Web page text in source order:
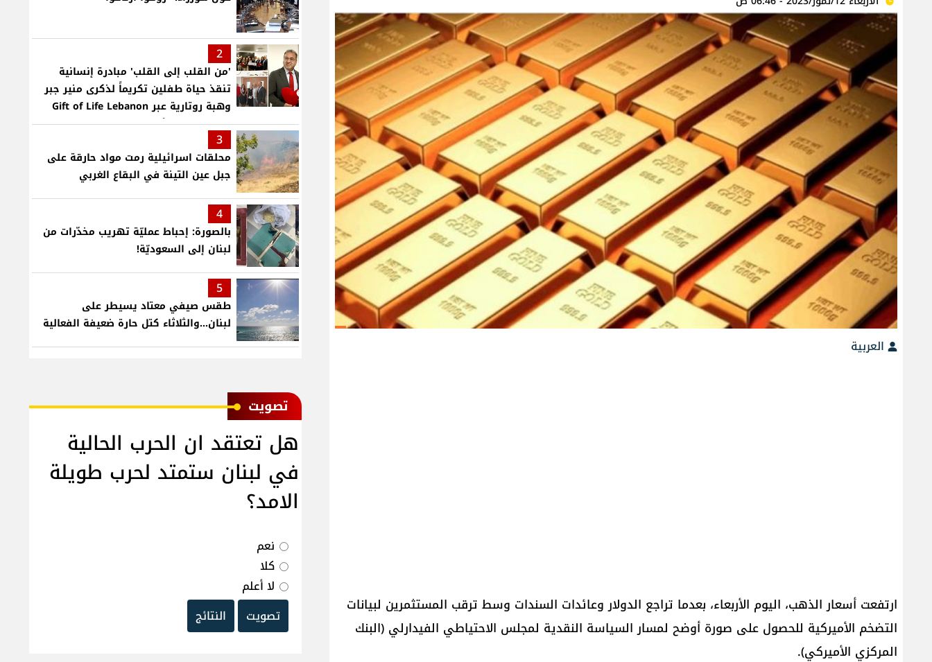
العربية
ارتفعت أسعار الذهب، اليوم الأربعاء، بعدما تراجع الدولار وعائدات السندات وسط ترقب المستثمرين لبيانات
التضخم الأميركية للحصول على صورة أوضح لمسار السياسة النقدية لمجلس الاحتياطي الفيدارلي (البنك
المركزي الأميركي).
2
'من القلب إلى القلب' مبادرة إنسانية
تنقذ حياة طفلين تكريماً لذكرى منير جبر
وهبة روتارية عبر Gift of Life Lebanon
لعمليات قلب لأطفال في مستشفى حمود
الجامعي
3
محلقات اسرائيلية رمت مواد حارقة على
جبل عين التينة في البقاع الغربي
4
بالصورة: إحباط عمليّة تهريب مخدّرات من
لبنان إلى السعوديّة!
5
طقس صيفي معتاد يسيطر على
لبنان...والثلاثاء كتل حارة ضعيفة الفعالية
ﺗﺼﻮﻳﺖ
هل تعتقد ان الحرب الحالية
في لبنان ستمتد لحرب طويلة
الامد؟
نعم
كلا
لا أعلم
تصويت
النتائج